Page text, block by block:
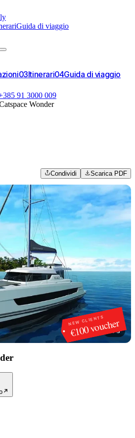
Guida di viaggio
03Itinerari04Guida di viaggio
91 3000 009
Wonder
Condividi Scarica PDF
NEW CLIENTS
€100 voucher
1 /3